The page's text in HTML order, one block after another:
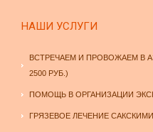
НАШИ УСЛУГИ
ВСТРЕЧАЕМ И ПРОВОЖАЕМ В
2500 РУБ.)
ПОМОЩЬ В ОРГАНИЗАЦИИ
ГРЯЗЕВОЕ ЛЕЧЕНИЕ